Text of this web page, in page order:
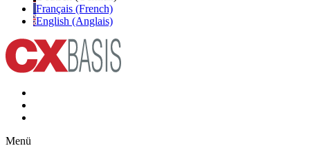
Français (French)
English (Anglais)
Menü